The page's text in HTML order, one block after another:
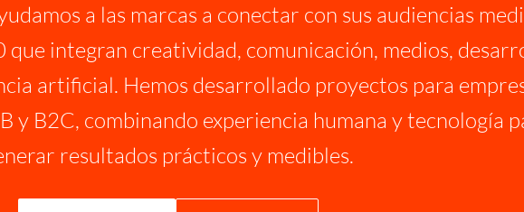
a las marcas a conectar con sus audiencias
integran creatividad, comunicación, medios,
artificial. Hemos desarrollado proyectos para
y B2C, combinando experiencia humana y tecnología
resultados prácticos y medibles.